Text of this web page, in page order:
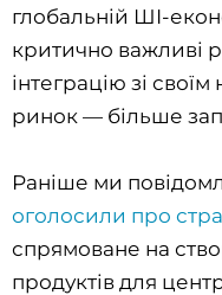
глобальній ШІ-
критично важливі
інтеграцію зі
ринок — більше
Раніше ми
оголосили про
спрямоване на
продуктів для